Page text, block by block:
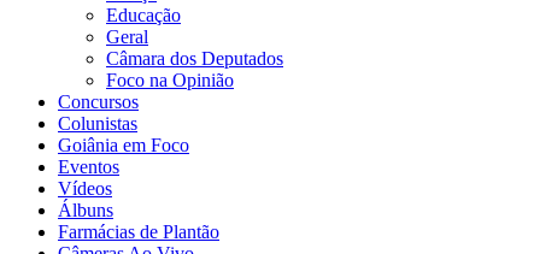
Educação
Geral
Câmara dos Deputados
Foco na Opinião
Concursos
Colunistas
Goiânia em Foco
Eventos
Vídeos
Álbuns
Farmácias de Plantão